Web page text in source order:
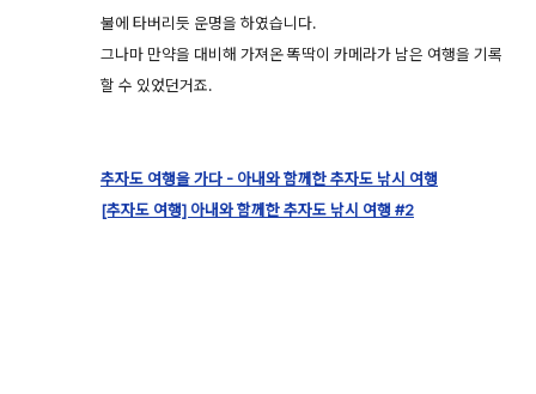
불에 타버리듯 운명을 하였습니다.
그나마 만약을 대비해 가져온 똑딱이 카메라가 남은 여행을 기록
할 수 있었던거죠.
추자도 여행을 가다 - 아내와 함께한 추자도 낚시 여행
[추자도 여행] 아내와 함께한 추자도 낚시 여행 #2